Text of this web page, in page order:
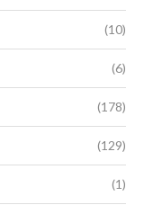
(10)
(6)
(178)
(129)
(1)